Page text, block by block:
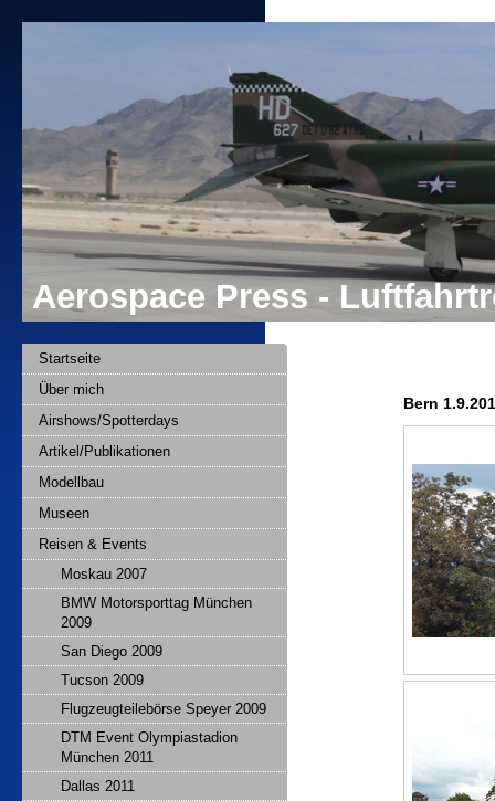
Aerospace Press -
Bern
Startseite
Über mich
Airshows/Spotterdays
Artikel/Publikationen
Modellbau
Museen
Reisen & Events
Moskau 2007
BMW Motorsporttag München
2009
San Diego 2009
Tucson 2009
Flugzeugteilebörse Speyer 2009
DTM Event Olympiastadion
München 2011
Dallas 2011